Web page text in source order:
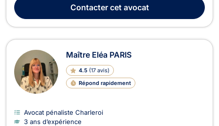
état d'alcoolémie, de conduite sans pe...
Contactercet avocat
Maître Eléa PARIS
4.5 (17 avis)
Répond rapidement
Avocat pénaliste Charleroi
3 ans d’expérience